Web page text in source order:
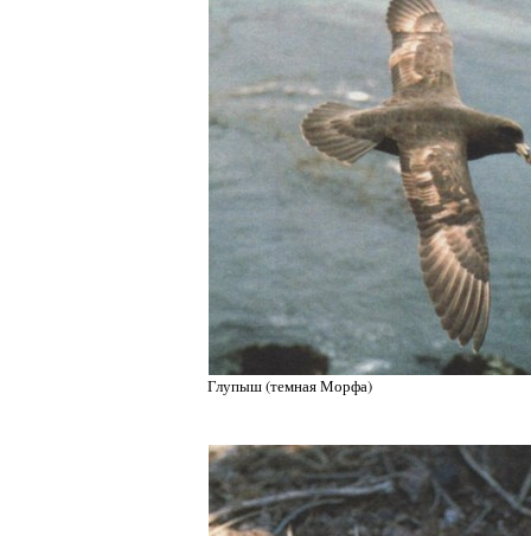
Глупыш (темная Морфа)